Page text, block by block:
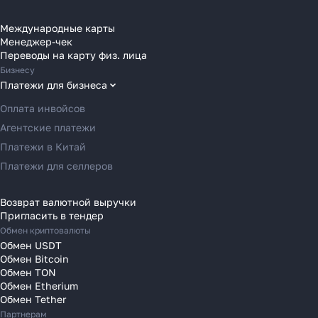
Переводы в Болгарию
Переводы в Венгрию
Переводы в Великобританию
Переводы в Грецию
Переводы в Германию
Переводы в Ирландию
Переводы в Испанию
Переводы в Италию
Переводы в Латвию
Переводы в Литву
Переводы в Молдавию
Переводы в Монако
Переводы в Нидерланды
Переводы в Польшу
Переводы в Португалию
Международные карты
Менеджер-чек
Переводы на карту физ. лица
Бизнесу
Платежи для бизнеса
Оплата инвойсов
Агентские платежи
Платежи в Китай
Платежи для селлеров
Возврат валютной выручки
Пригласить в тендер
Обмен криптовалюты
Обмен USDT
Обмен Bitcoin
Обмен TON
Обмен Etherium
Обмен Tether
Партнерам